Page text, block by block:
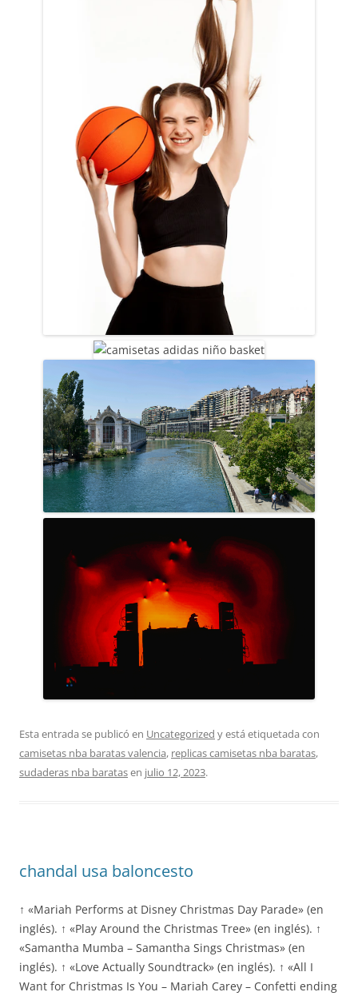
Esta entrada se publicó en Uncategorized y está etiquetada con
camisetas nba baratas valencia, replicas camisetas nba baratas,
sudaderas nba baratasen julio 12, 2023.
chandal usa baloncesto
↑ «Mariah Performs at Disney Christmas Day Parade» (en
inglés). ↑ «Play Around the Christmas Tree» (en inglés). ↑
«Samantha Mumba – Samantha Sings Christmas» (en
inglés). ↑ «Love Actually Soundtrack» (en inglés). ↑ «All I
Want for Christmas Is You – Mariah Carey – Confetti ending